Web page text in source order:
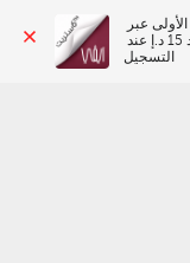
التسجيل